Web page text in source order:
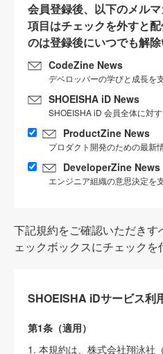
会員登録後、以下のメル
項目はチェックを外すと
のは登録後にいつでも解除
CodeZine News
デベロッパーの学びと成長を
SHOEISHA iD News
SHOEISHA iD 会員全体に対
ProductZine News
プロダクト開発のための最新
DeveloperZine News
エンジニア組織の意思決定を
下記規約をご確認いただき
ェックボックスにチェックを
SHOEISHA iDサービス利
第1条（適用）
1. 本規約は、株式会社翔泳社